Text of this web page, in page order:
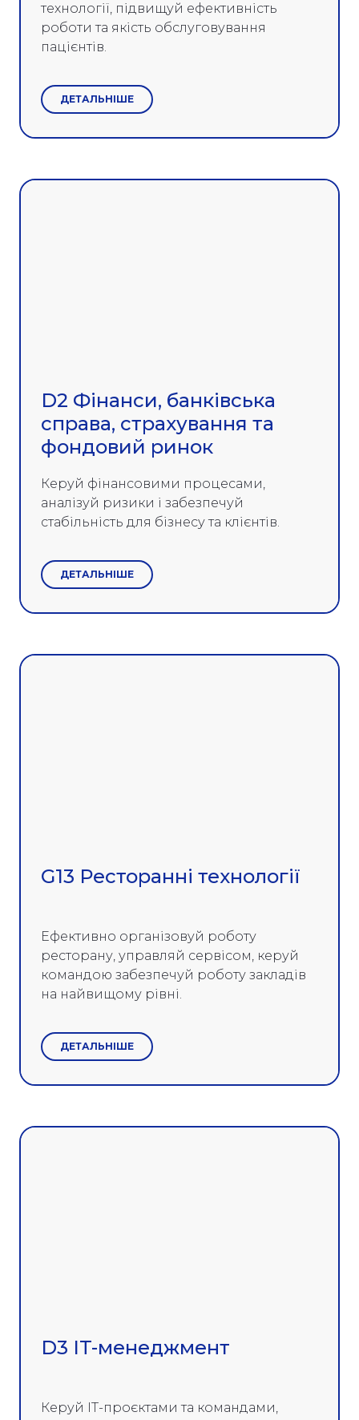
технології, підвищуй ефективність
роботи та якість обслуговування
пацієнтів.
ДЕТАЛЬНІШЕ
D2 Фінанси, банківська
справа, страхування та
фондовий ринок
Керуй фінансовими процесами,
аналізуй ризики і забезпечуй
стабільність для бізнесу та клієнтів.
ДЕТАЛЬНІШЕ
G13 Ресторанні технології
Ефективно організовуй роботу
ресторану, управляй сервісом, керуй
командою забезпечуй роботу закладів
на найвищому рівні.
ДЕТАЛЬНІШЕ
D3 IT-менеджмент
Керуй ІТ-проєктами та командами,